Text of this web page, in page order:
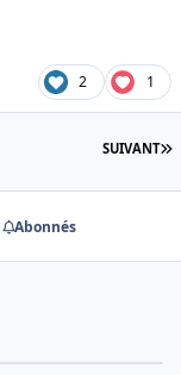
2 1
SUIVANT
Abonnés